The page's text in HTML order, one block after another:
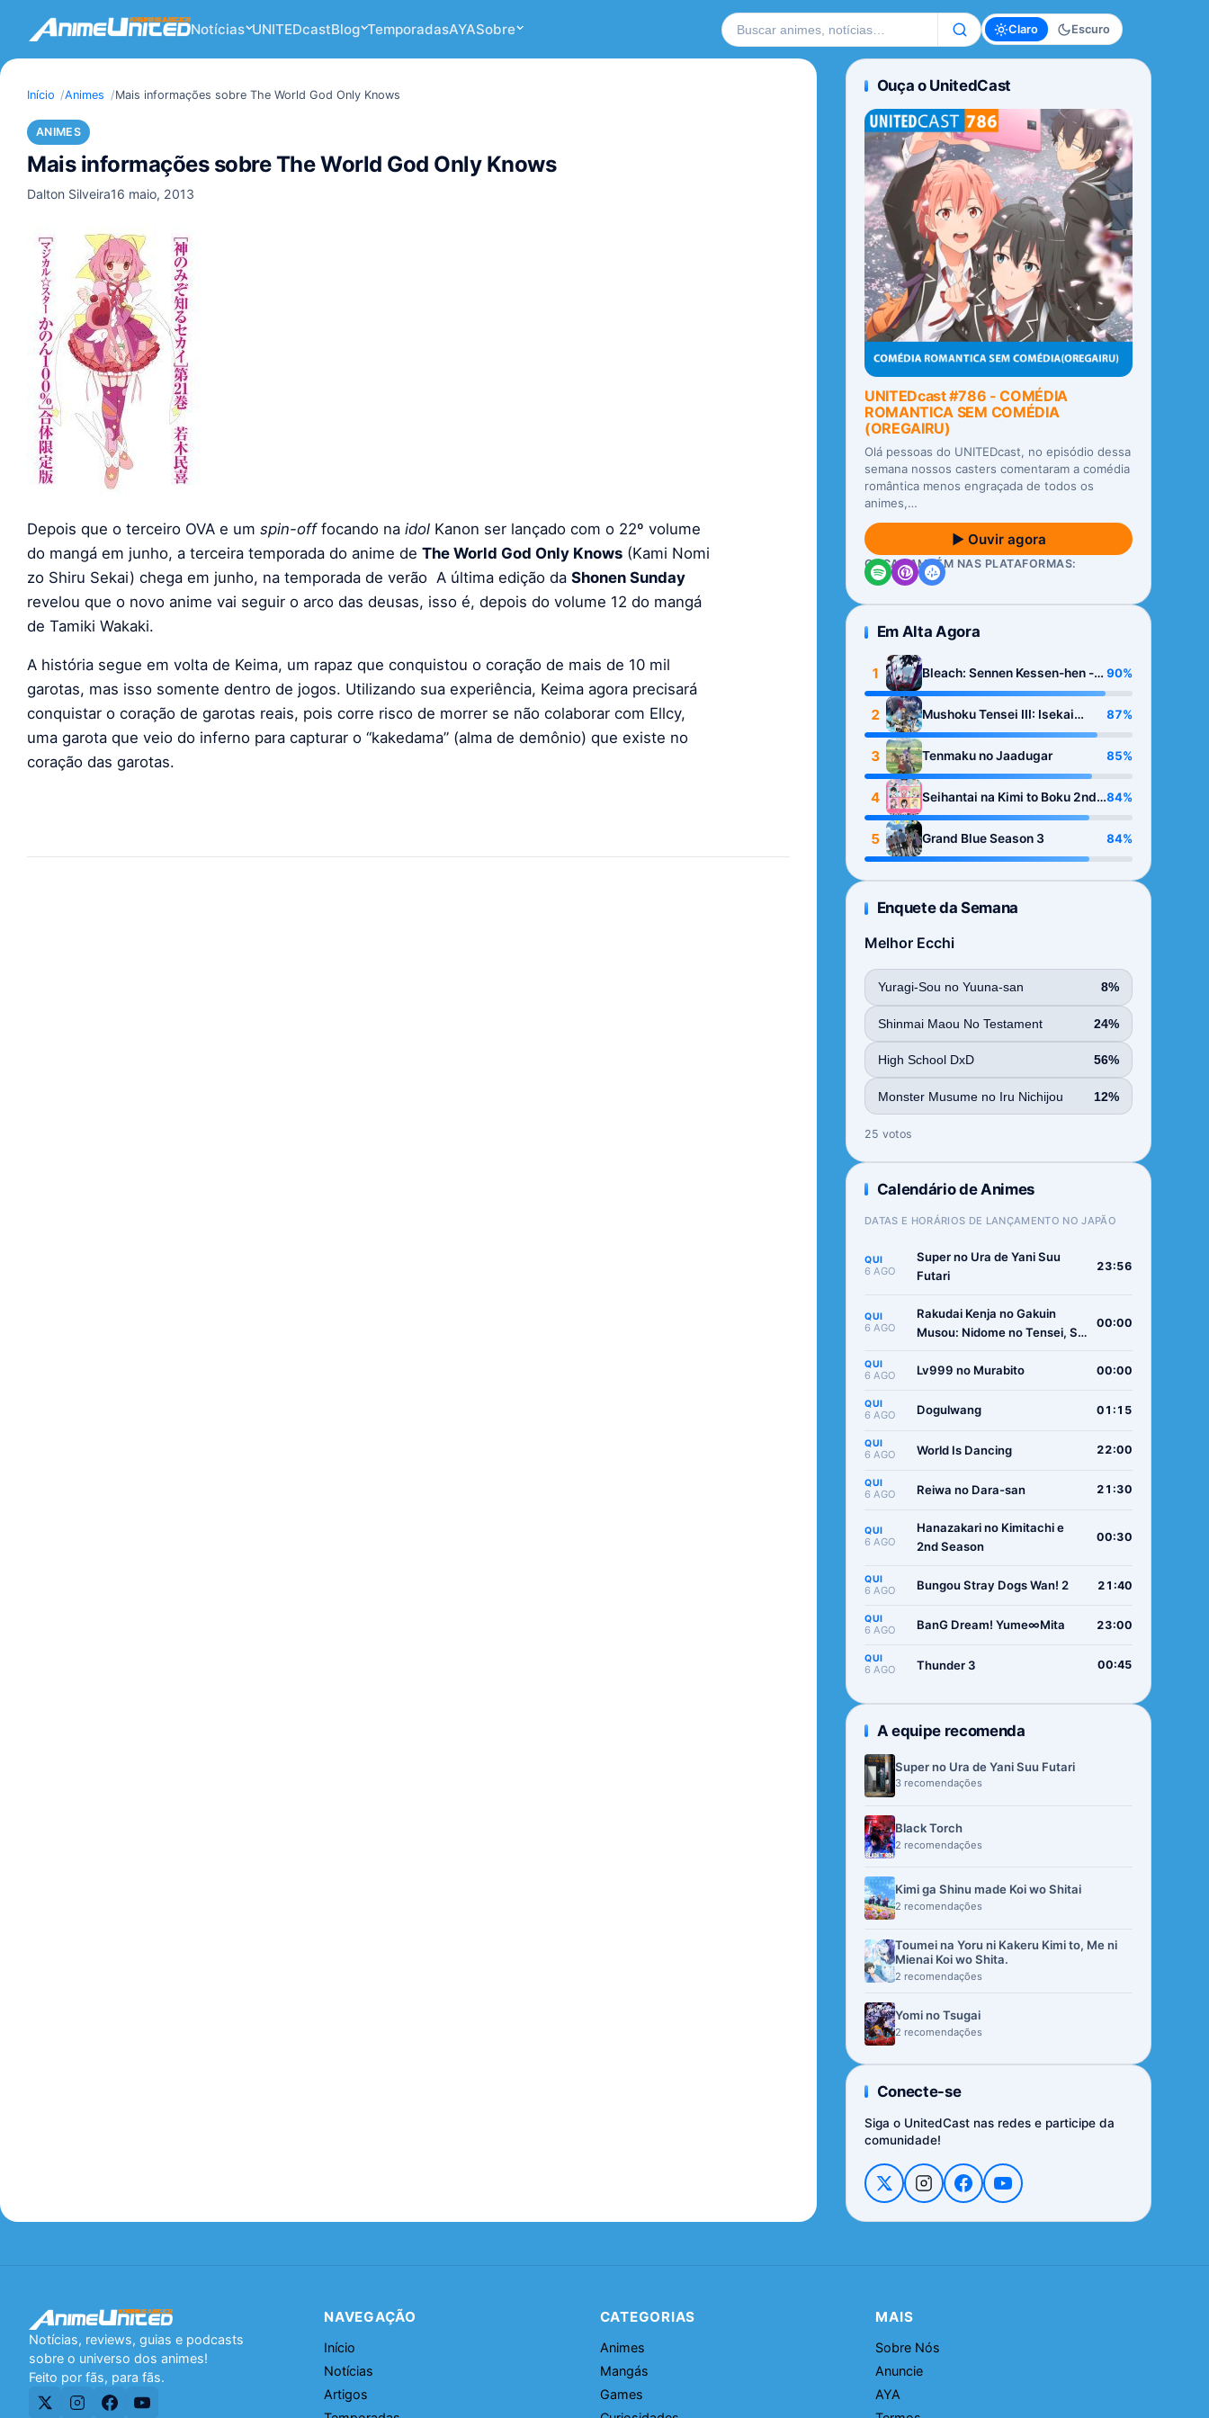
Notícias UNITEDcastBlog TemporadasAYASobre Buscar no site Claro Escuro
Início Animes Mais informações sobre The World God Only Knows
ANIMES
Mais informações sobre The World God Only Knows
Dalton Silveira16 maio, 2013
Depois que o terceiro OVA e um spin-offfocando na idol Kanon ser lançado com o 22º volume
do mangá em junho, a terceira temporada do anime de The World God Only Knows (Kami Nomi
zo Shiru Sekai) chega em junho, na temporada de verão A última edição da Shonen Sunday
revelou que o novo anime vai seguir o arco das deusas, isso é, depois do volume 12 do mangá
de Tamiki Wakaki.
A história segue em volta de Keima, um rapaz que conquistou o coração de mais de 10 mil
garotas, mas isso somente dentro de jogos. Utilizando sua experiência, Keima agora precisará
conquistar o coração de garotas reais, pois corre risco de morrer se não colaborar com Ellcy,
uma garota que veio do inferno para capturar o “kakedama” (alma de demônio) que existe no
coração das garotas.
Ouça o UnitedCast
UNITEDcast #786 - COMÉDIA
ROMANTICA SEM COMÉDIA
(OREGAIRU)
Olá pessoas do UNITEDcast, no episódio dessa
semana nossos casters comentaram a comédia
romântica menos engraçada de todos os
animes,…
▶ Ouvir agora
OUÇA TAMBÉM NAS PLATAFORMAS:
Em Alta Agora
1
Bleach: Sennen Kessen-hen -
Kashin-tan
90%
2
Mushoku Tensei III: Isekai
Ittara Honki Dasu
87%
3 Tenmaku no Jaadugar 85%
4
Seihantai na Kimi to Boku 2nd
Season
84%
5 Grand Blue Season 3 84%
Enquete da Semana
Melhor Ecchi
Yuragi-Sou no Yuuna-san 8%
Shinmai Maou No Testament 24%
High School DxD 56%
Monster Musume no Iru Nichijou 12%
25 votos
Calendário de Animes
DATAS E HORÁRIOS DE LANÇAMENTO NO JAPÃO
QUI
6 AGO
Super no Ura de Yani Suu
Futari
23:56
QUI
6 AGO
Rakudai Kenja no Gakuin
Musou: Nidome no Tensei, S-
Boukenroku
00:00
QUI
6 AGO Lv999 no Murabito 00:00
QUI
6 AGO Dogulwang 01:15
QUI
6 AGO World Is Dancing 22:00
QUI
6 AGO Reiwa no Dara-san 21:30
QUI
6 AGO
Hanazakari no Kimitachi e
2nd Season
00:30
QUI
6 AGO Bungou Stray Dogs Wan! 2 21:40
QUI
6 AGO BanG Dream! Yume∞Mita 23:00
QUI
6 AGO Thunder 3 00:45
A equipe recomenda
Super no Ura de Yani Suu Futari
3 recomendações
Black Torch
2 recomendações
Kimi ga Shinu made Koi wo Shitai
2 recomendações
Toumei na Yoru ni Kakeru Kimi to, Me ni
Mienai Koi wo Shita.
2 recomendações
Yomi no Tsugai
2 recomendações
Conecte-se
Siga o UnitedCast nas redes e participe da
comunidade!
Notícias, reviews, guias e podcasts
sobre o universo dos animes!
Feito por fãs, para fãs.
NAVEGAÇÃO
Início
Notícias
Artigos
CATEGORIAS
Animes
Mangás
Games
MAIS
Sobre Nós
Anuncie
AYA